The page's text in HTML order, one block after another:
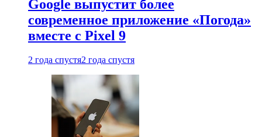
Google выпустит более
современное приложение «Погода»
вместе с Pixel 9
2 года спустя2 года спустя